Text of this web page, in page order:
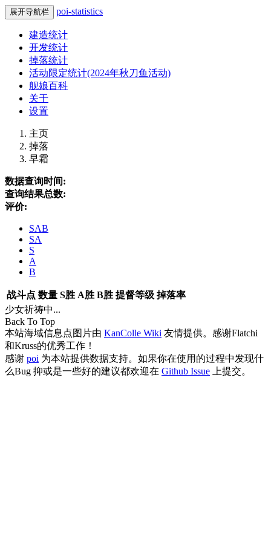
展开导航栏 poi-statistics
建造统计
开发统计
掉落统计
活动限定统计(2024年秋刀鱼活动)
舰娘百科
关于
设置
主页
掉落
早霜
数据查询时间:
查询结果总数:
评价:
SAB
SA
S
A
B
战斗点 数量 S胜 A胜 B胜 提督等级 掉落率
少女祈祷中...
Back To Top
本站海域信息点图片由 KanColle Wiki 友情提供。感谢Flatchi
和Kruss的优秀工作！
感谢 poi 为本站提供数据支持。如果你在使用的过程中发现什
么Bug 抑或是一些好的建议都欢迎在 Github Issue 上提交。